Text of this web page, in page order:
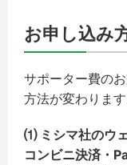
お申し込み
サポーター費の
方法が変わりま
⑴ ミシマ社のウ
コンビニ決済・